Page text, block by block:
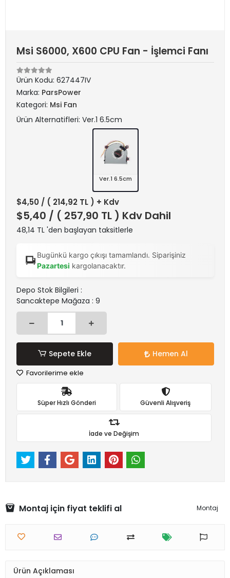
Msi S6000, X600 CPU Fan - İşlemci Fanı
Ürün Kodu: 627447IV
Marka: ParsPower
Kategori: Msi Fan
Ürün Alternatifleri: Ver.1 6.5cm
Ver.1 6.5cm
$4,50 / ( 214,92 TL ) + Kdv
$5,40 / ( 257,90 TL ) Kdv Dahil
48,14 TL 'den başlayan taksitlerle
Bugünkü kargo çıkışı tamamlandı. Siparişiniz
Pazartesi kargolanacaktır.
Depo Stok Bilgileri :
Sancaktepe Mağaza : 9
Sepete Ekle Hemen Al
Favorilerime ekle
Süper Hızlı Gönderi Güvenli Alışveriş
İade ve Değişim
Montaj için fiyat teklifi al Montaj
Ürün Açıklaması